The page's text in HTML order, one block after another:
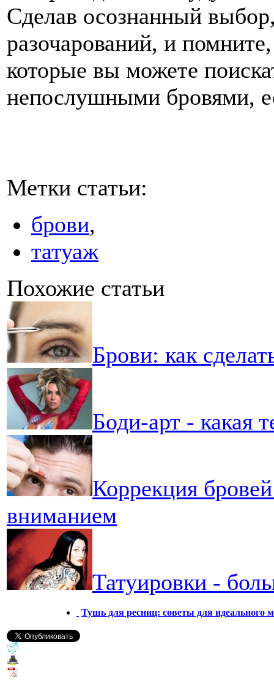
Сделав осознанный
разочарований, и
которые вы можете
непослушными бровями,
Метки статьи:
брови,
татуаж
Похожие статьи
Брови: как
Боди-арт - какая
Коррекция
вниманием
Татуировки -
Тушь для ресниц: советы для идеального